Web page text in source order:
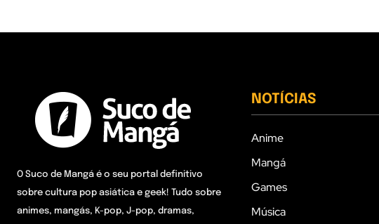
O Suco de Mangá é o seu portal definitivo
sobre cultura pop asiática e geek! Tudo sobre
animes, mangás, K-pop, J-pop, dramas,
NOTÍCIAS
Anime
Mangá
Games
Música